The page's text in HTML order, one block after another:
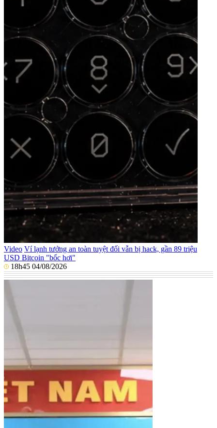
Video Ví lạnh tưởng an toàn tuyệt đối vẫn bị hack, gần 89 triệu
USD Bitcoin "bốc hơi"
18h45 04/08/2026